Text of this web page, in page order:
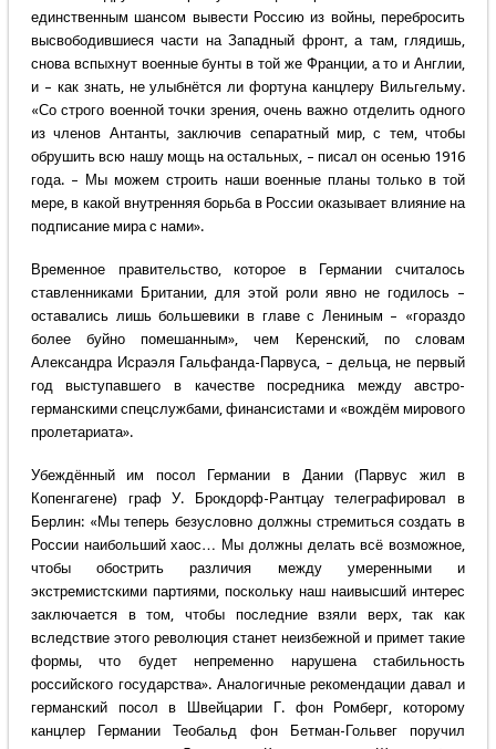
единственным шансом вывести Россию из войны, перебросить
высвободившиеся части на Западный фронт, а там, глядишь,
снова вспыхнут военные бунты в той же Франции, а то и Англии,
и – как знать, не улыбнётся ли фортуна канцлеру Вильгельму.
«Со строго военной точки зрения, очень важно отделить одного
из членов Антанты, заключив сепаратный мир, с тем, чтобы
обрушить всю нашу мощь на остальных, – писал он осенью 1916
года. – Мы можем строить наши военные планы только в той
мере, в какой внутренняя борьба в России оказывает влияние на
подписание мира с нами».
Временное правительство, которое в Германии считалось
ставленниками Британии, для этой роли явно не годилось –
оставались лишь большевики в главе с Лениным – «гораздо
более буйно помешанным», чем Керенский, по словам
Александра Исраэля Гальфанда-Парвуса, – дельца, не первый
год выступавшего в качестве посредника между австро-
германскими спецслужбами, финансистами и «вождём мирового
пролетариата».
Убеждённый им посол Германии в Дании (Парвус жил в
Копенгагене) граф У. Брокдорф-Рантцау телеграфировал в
Берлин: «Мы теперь безусловно должны стремиться создать в
России наибольший хаос… Мы должны делать всё возможное,
чтобы обострить различия между умеренными и
экстремистскими партиями, поскольку наш наивысший интерес
заключается в том, чтобы последние взяли верх, так как
вследствие этого революция станет неизбежной и примет такие
формы, что будет непременно нарушена стабильность
российского государства». Аналогичные рекомендации давал и
германский посол в Швейцарии Г. фон Ромберг, которому
канцлер Германии Теобальд фон Бетман-Гольвег поручил